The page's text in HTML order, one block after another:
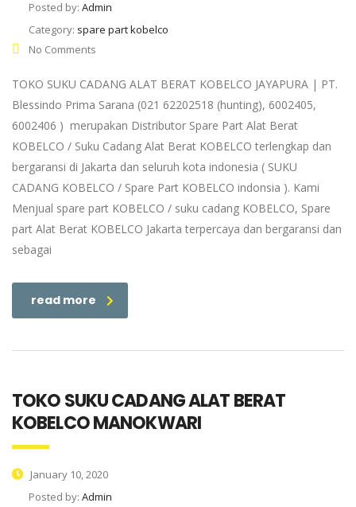
Posted by: Admin
Category: spare part kobelco
No Comments
TOKO SUKU CADANG ALAT BERAT KOBELCO JAYAPURA | PT.
Blessindo Prima Sarana (021 62202518 (hunting), 6002405,
6002406 ) merupakan Distributor Spare Part Alat Berat
KOBELCO / Suku Cadang Alat Berat KOBELCO terlengkap dan
bergaransi di Jakarta dan seluruh kota indonesia ( SUKU
CADANG KOBELCO / Spare Part KOBELCO indonsia ). Kami
Menjual spare part KOBELCO / suku cadang KOBELCO, Spare
part Alat Berat KOBELCO Jakarta terpercaya dan bergaransi dan
sebagai
read more
TOKO SUKU CADANG ALAT BERAT
KOBELCO MANOKWARI
January 10, 2020
Posted by: Admin